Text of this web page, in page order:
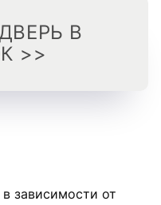
В
>>
зависимости от